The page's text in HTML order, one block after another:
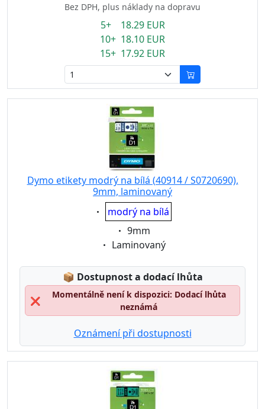
Bez DPH, plus náklady na dopravu
5+ 18.29 EUR
10+ 18.10 EUR
15+ 17.92 EUR
Dymo etikety modrý na bílá (40914 / S0720690),
9mm, laminovaný
Eigenschaft:
modrý na bílá
Eigenschaft:
9mm
Eigenschaft:
Laminovaný
📦 Lagerstatus:
Dostupnost a dodací lhůta
❌
Momentálně není k dispozici: Dodací lhůta
neznámá
Oznámení při dostupnosti